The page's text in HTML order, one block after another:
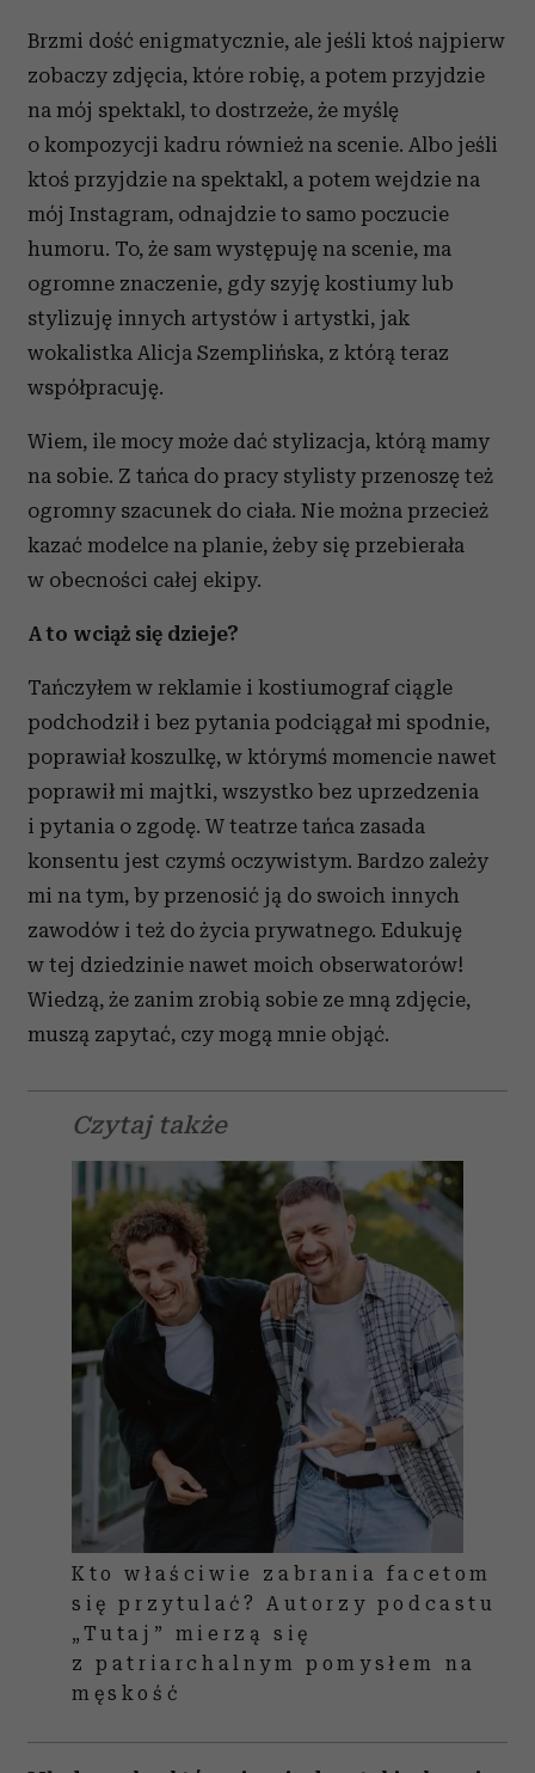
Brzmi dość enigmatycznie, ale jeśli ktoś najpierw
zobaczy zdjęcia, które robię, a potem przyjdzie
na mój spektakl, to dostrzeże, że myślę
o kompozycji kadru również na scenie. Albo jeśli
ktoś przyjdzie na spektakl, a potem wejdzie na
mój Instagram, odnajdzie to samo poczucie
humoru. To, że sam występuję na scenie, ma
ogromne znaczenie, gdy szyję kostiumy lub
stylizuję innych artystów i artystki, jak
wokalistka Alicja Szemplińska, z którą teraz
współpracuję.
Wiem, ile mocy może dać stylizacja, którą mamy
na sobie. Z tańca do pracy stylisty przenoszę też
ogromny szacunek do ciała. Nie można przecież
kazać modelce na planie, żeby się przebierała
w obecności całej ekipy.
A to wciąż się dzieje?
Tańczyłem w reklamie i kostiumograf ciągle
podchodził i bez pytania podciągał mi spodnie,
poprawiał koszulkę, w którymś momencie nawet
poprawił mi majtki, wszystko bez uprzedzenia
i pytania o zgodę. W teatrze tańca zasada
konsentu jest czymś oczywistym. Bardzo zależy
mi na tym, by przenosić ją do swoich innych
zawodów i też do życia prywatnego. Edukuję
w tej dziedzinie nawet moich obserwatorów!
Wiedzą, że zanim zrobią sobie ze mną zdjęcie,
muszą zapytać, czy mogą mnie objąć.
Czytaj także
Kto właściwie zabrania facetom
się przytulać? Autorzy podcastu
„Tutaj” mierzą się
z patriarchalnym pomysłem na
męskość